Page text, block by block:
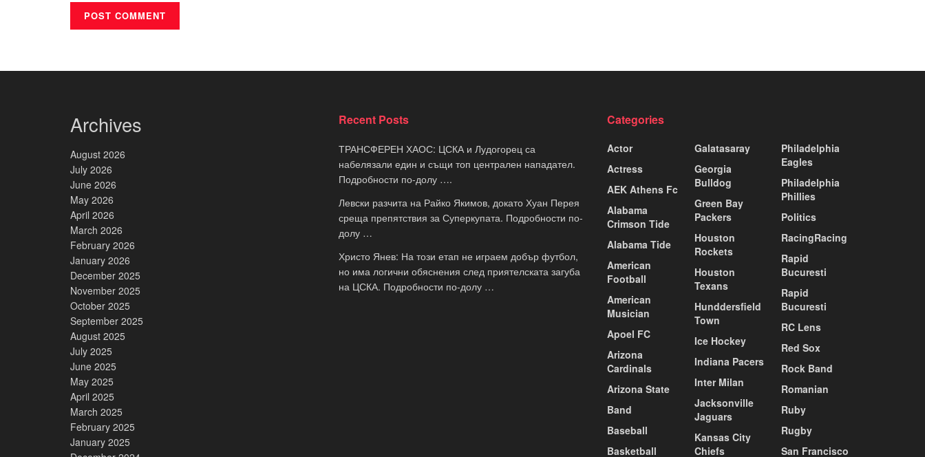
Archives
August 2026
July 2026
June 2026
May 2026
April 2026
March 2026
February 2026
January 2026
December 2025
November 2025
October 2025
September 2025
August 2025
July 2025
June 2025
May 2025
April 2025
March 2025
February 2025
January 2025
Recent Posts
ТРАНСФЕРЕН ХАОС: ЦСКА и Лудогорец са
набелязали един и същи топ централен нападател.
Подробности по-долу ….
Левски разчита на Райко Якимов, докато Хуан Перея
среща препятствия за Суперкупата. Подробности по-
долу …
Христо Янев: На този етап не играем добър футбол,
но има логични обяснения след приятелската загуба
на ЦСКА. Подробности по-долу …
Categories
Actor
Actress
AEK Athens Fc
Alabama
Crimson Tide
Alabama Tide
American
Football
American
Musician
Apoel FC
Arizona
Cardinals
Arizona State
Band
Baseball
Basketball
Galatasaray
Georgia
Bulldog
Green Bay
Packers
Houston
Rockets
Houston
Texans
Hunddersfield
Town
Ice Hockey
Indiana Pacers
Inter Milan
Jacksonville
Jaguars
Kansas City
Chiefs
Philadelphia
Eagles
Philadelphia
Phillies
Politics
RacingRacing
Rapid
Bucuresti
Rapid
Bucuresti
RC Lens
Red Sox
Rock Band
Romanian
Ruby
Rugby
San Francisco